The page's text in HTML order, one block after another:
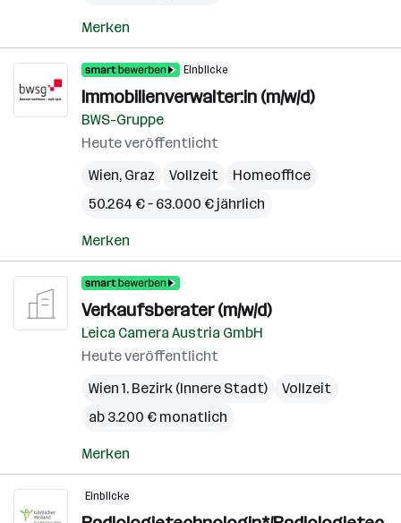
Merken
Einblicke
Immobilienverwalter:in (m/w/d)
BWS-Gruppe
Heute veröffentlicht
Wien, Graz Vollzeit
Homeoffice
50.264 € – 63.000 € jährlich
Merken
Verkaufsberater (m/w/d)
Leica Camera Austria GmbH
Heute veröffentlicht
Wien 1. Bezirk (Innere Stadt)
Vollzeit
ab 3.200 € monatlich
Merken
Einblicke